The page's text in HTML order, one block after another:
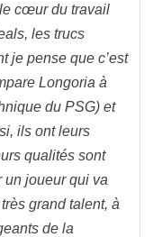
cœur du travail
les trucs
je pense que c’est
Longoria à
du PSG) et
ils ont leurs
qualités sont
un joueur qui va
grand talent, à
de la